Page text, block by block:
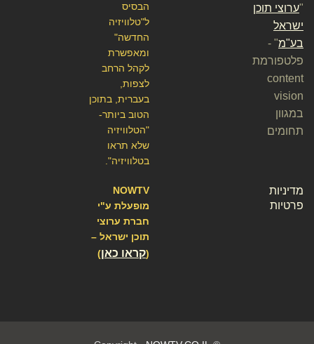
הבסיס
ל"טלוויזיה
החדשה"
ומאפשרת
לקהל הרחב
לצפות,
בעברית, בתוכן
הטוב ביותר-
"הטלוויזיה
שלא תראו
בטלוויזיה".
NOWTV
מופעלת ע"י
חברת ערוצי
תוכן ישראל –
(קראו כאן)
"ערוצי תוכן
ישראל
בע"מ" -
פלטפורמת
content
vision
במגוון
תחומים
מדיניות
פרטיות